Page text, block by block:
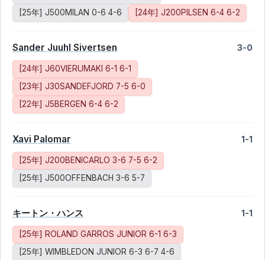
[25年] J500MILAN 0-6 4-6
[24年] J200PILSEN 6-4 6-2
Sander Juuhl Sivertsen 3-0
[24年] J60VIERUMAKI 6-1 6-1
[23年] J30SANDEFJORD 7-5 6-0
[22年] J5BERGEN 6-4 6-2
Xavi Palomar 1-1
[25年] J200BENICARLO 3-6 7-5 6-2
[25年] J500OFFENBACH 3-6 5-7
キートン・ハンス 1-1
[25年] ROLAND GARROS JUNIOR 6-1 6-3
[25年] WIMBLEDON JUNIOR 6-3 6-7 4-6